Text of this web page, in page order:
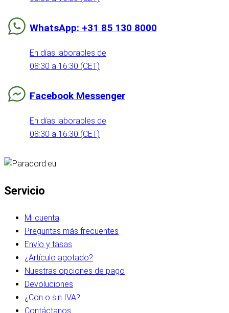
WhatsApp: +31 85 130 8000
En días laborables de
08:30 a 16:30 (CET)
Facebook Messenger
En días laborables de
08:30 a 16:30 (CET)
Servicio
Mi cuenta
Preguntas más frecuentes
Envío y tasas
¿Artículo agotado?
Nuestras opciones de pago
Devoluciones
¿Con o sin IVA?
Contáctanos